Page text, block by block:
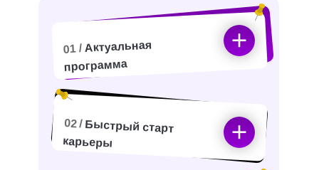
01 / Актуальная
программа
02 / Быстрый старт
карьеры